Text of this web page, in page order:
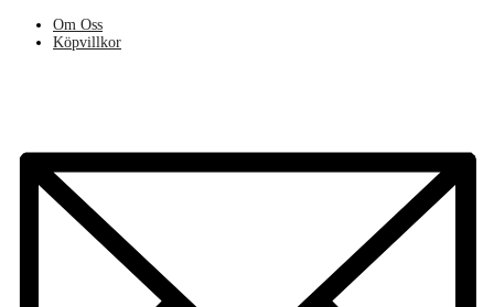
Om Oss
Köpvillkor